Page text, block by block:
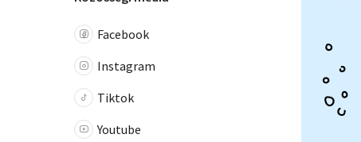
Facebook
Instagram
Tiktok
Youtube